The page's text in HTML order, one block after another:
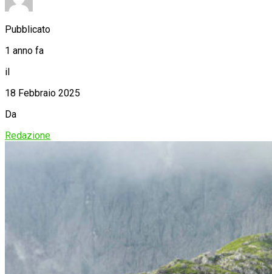
Pubblicato
1 anno fa
il
18 Febbraio 2025
Da
Redazione